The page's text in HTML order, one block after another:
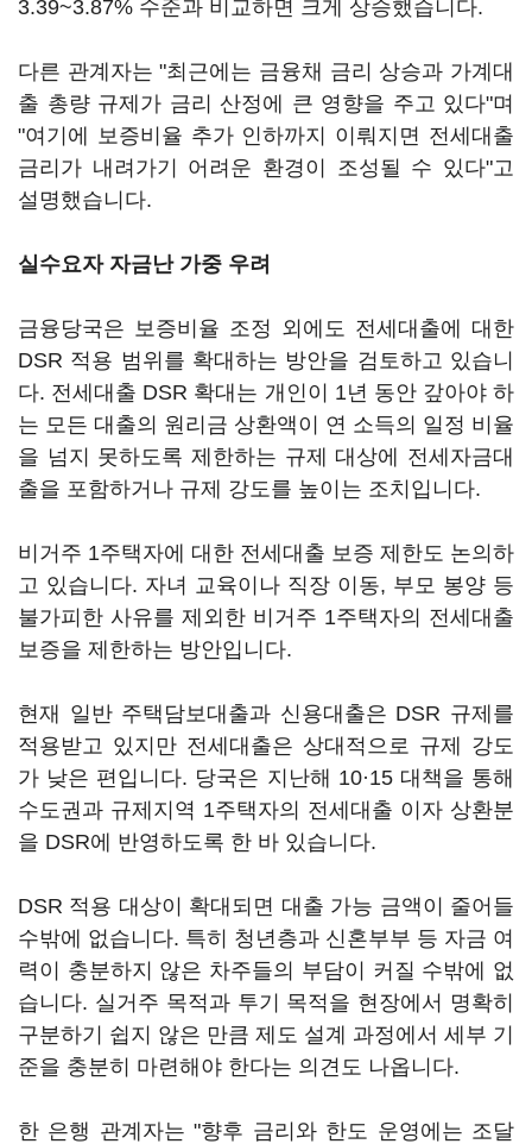
3.39~3.87% 수준과 비교하면 크게 상승했습니다.
다른 관계자는 "최근에는 금융채 금리 상승과 가계대
출 총량 규제가 금리 산정에 큰 영향을 주고 있다"며
"여기에 보증비율 추가 인하까지 이뤄지면 전세대출
금리가 내려가기 어려운 환경이 조성될 수 있다"고
설명했습니다.
실수요자 자금난 가중 우려
금융당국은 보증비율 조정 외에도 전세대출에 대한
DSR 적용 범위를 확대하는 방안을 검토하고 있습니
다. 전세대출 DSR 확대는 개인이 1년 동안 갚아야 하
는 모든 대출의 원리금 상환액이 연 소득의 일정 비율
을 넘지 못하도록 제한하는 규제 대상에 전세자금대
출을 포함하거나 규제 강도를 높이는 조치입니다.
비거주 1주택자에 대한 전세대출 보증 제한도 논의하
고 있습니다. 자녀 교육이나 직장 이동, 부모 봉양 등
불가피한 사유를 제외한 비거주 1주택자의 전세대출
보증을 제한하는 방안입니다.
현재 일반 주택담보대출과 신용대출은 DSR 규제를
적용받고 있지만 전세대출은 상대적으로 규제 강도
가 낮은 편입니다. 당국은 지난해 10·15 대책을 통해
수도권과 규제지역 1주택자의 전세대출 이자 상환분
을 DSR에 반영하도록 한 바 있습니다.
DSR 적용 대상이 확대되면 대출 가능 금액이 줄어들
수밖에 없습니다. 특히 청년층과 신혼부부 등 자금 여
력이 충분하지 않은 차주들의 부담이 커질 수밖에 없
습니다. 실거주 목적과 투기 목적을 현장에서 명확히
구분하기 쉽지 않은 만큼 제도 설계 과정에서 세부 기
준을 충분히 마련해야 한다는 의견도 나옵니다.
한 은행 관계자는 "향후 금리와 한도 운영에는 조달